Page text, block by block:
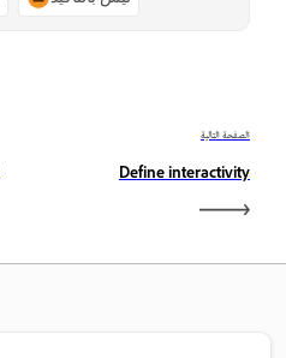
الصفحة التالية
Define interactivity